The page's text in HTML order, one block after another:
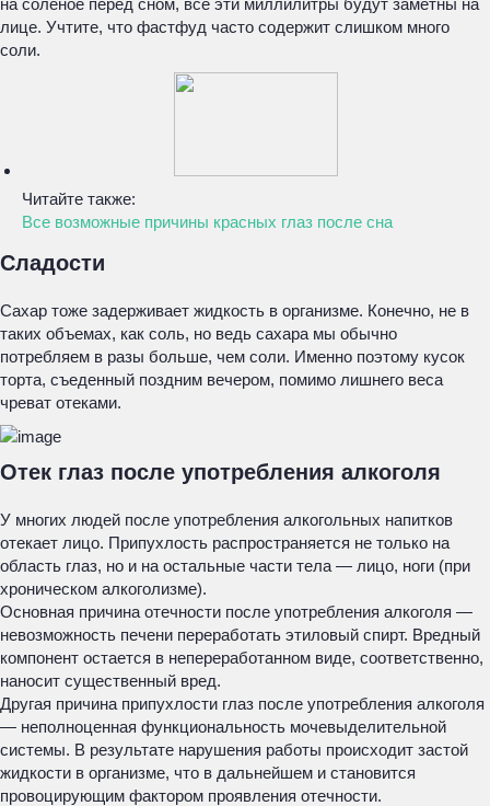
на соленое перед сном, все эти миллилитры будут заметны на
лице. Учтите, что фастфуд часто содержит слишком много
соли.
Читайте также:
Все возможные причины красных глаз после сна
Сладости
Сахар тоже задерживает жидкость в организме. Конечно, не в
таких объемах, как соль, но ведь сахара мы обычно
потребляем в разы больше, чем соли. Именно поэтому кусок
торта, съеденный поздним вечером, помимо лишнего веса
чреват отеками.
Отек глаз после употребления алкоголя
У многих людей после употребления алкогольных напитков
отекает лицо. Припухлость распространяется не только на
область глаз, но и на остальные части тела — лицо, ноги (при
хроническом алкоголизме).
Основная причина отечности после употребления алкоголя —
невозможность печени переработать этиловый спирт. Вредный
компонент остается в непереработанном виде, соответственно,
наносит существенный вред.
Другая причина припухлости глаз после употребления алкоголя
— неполноценная функциональность мочевыделительной
системы. В результате нарушения работы происходит застой
жидкости в организме, что в дальнейшем и становится
провоцирующим фактором проявления отечности.